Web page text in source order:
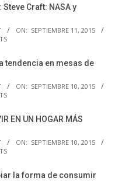
Craft: NASA y
ON: SEPTIEMBRE 11, 2015
tendencia en mesas de
ON: SEPTIEMBRE 10, 2015
EN UN HOGAR MÁS
ON: SEPTIEMBRE 10, 2015
la forma de consumir